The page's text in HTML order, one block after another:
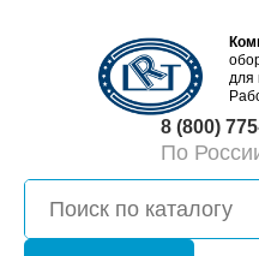
для
8 (800)
По